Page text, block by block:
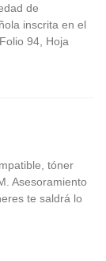
de
inscrita en el
94, Hoja
tóner
Asesoramiento
te saldrá lo